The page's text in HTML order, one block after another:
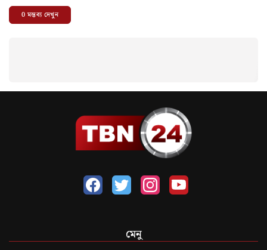
0মন্তব্য দেখুন
মেনু